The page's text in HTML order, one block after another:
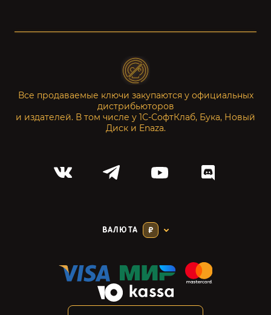
Все продаваемые ключи закупаются у официальных
дистрибьюторов
и издателей. В том числе у 1С-СофтКлаб, Бука, Новый
Диск и Enaza.
ВАЛЮТА ₽